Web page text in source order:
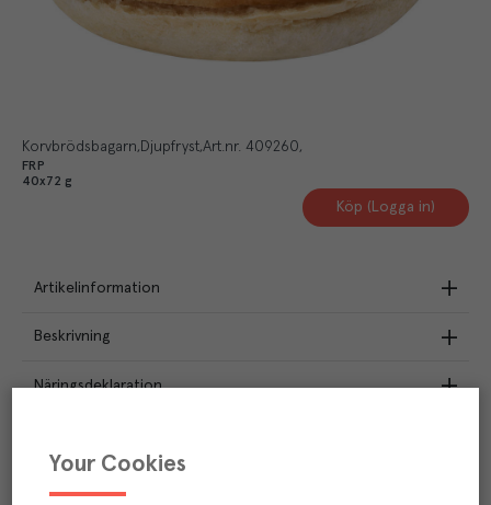
Korvbrödsbagarn Djupfryst Art.nr. 409260
FRP
40x72 g
Köp (Logga in)
Artikelinformation
Beskrivning
Näringsdeklaration
CO₂e/kg
Varje kilo av varan påverkar klimatet motsvarande
Your Cookies